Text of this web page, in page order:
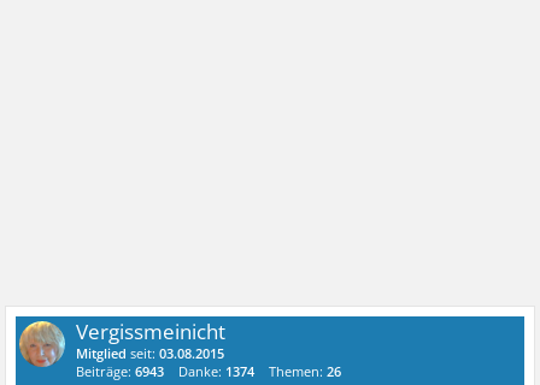
Vergissmeinicht
Mitglied seit:03.08.2015
Beiträge:6943 Danke: 1374 Themen:26